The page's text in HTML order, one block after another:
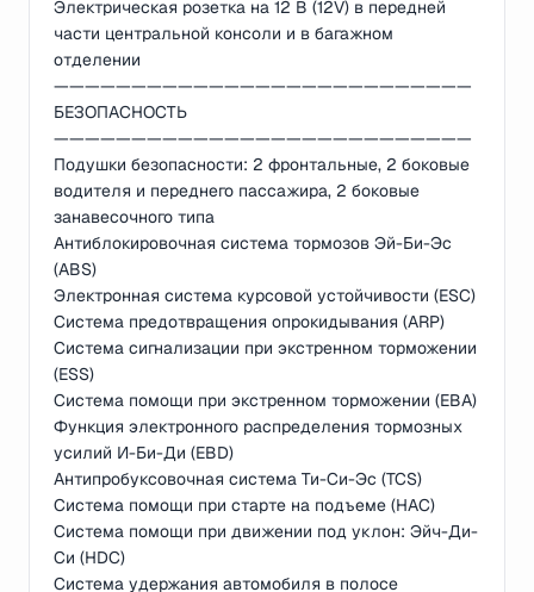
Электрическая розетка на 12 В (12V) в передней
части центральной консоли и в багажном
отделении
———————————————————————————
БЕЗОПАСНОСТЬ
———————————————————————————
Подушки безопасности: 2 фронтальные, 2 боковые
водителя и переднего пассажира, 2 боковые
занавесочного типа
Антиблокировочная система тормозов Эй-Би-Эс
(ABS)
Электронная система курсовой устойчивости (ESC)
Система предотвращения опрокидывания (ARP)
Система сигнализации при экстренном торможении
(ESS)
Система помощи при экстренном торможении (EBA)
Функция электронного распределения тормозных
усилий И-Би-Ди (EBD)
Антипробуксовочная система Ти-Си-Эс (TCS)
Система помощи при старте на подъеме (HAC)
Система помощи при движении под уклон: Эйч-Ди-
Си (HDC)
Система удержания автомобиля в полосе